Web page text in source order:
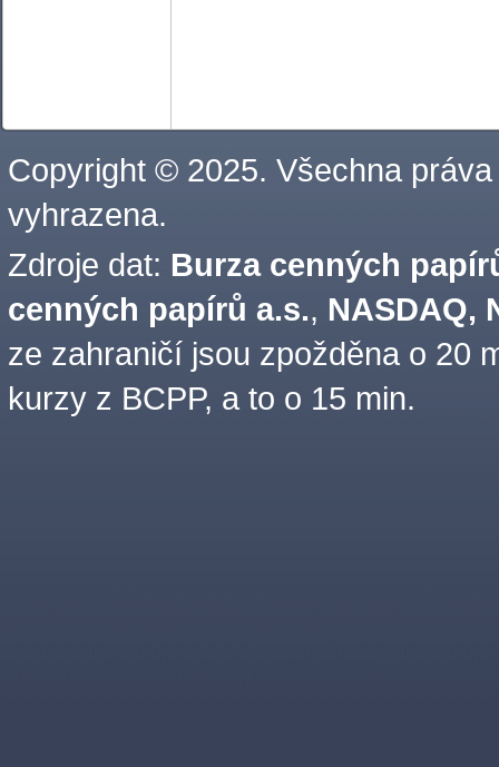
Copyright © 2025. Všechna práva
vyhrazena.
Zdroje dat: Burza cenných
cenných papírů a.s., NASDAQ,
ze zahraničí jsou zpožděna o 20
kurzy z BCPP, a to o 15 min.